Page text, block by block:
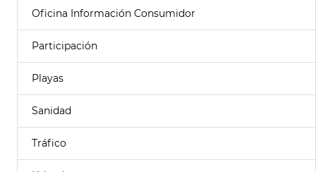
Oficina Información Consumidor
Participación
Playas
Sanidad
Tráfico